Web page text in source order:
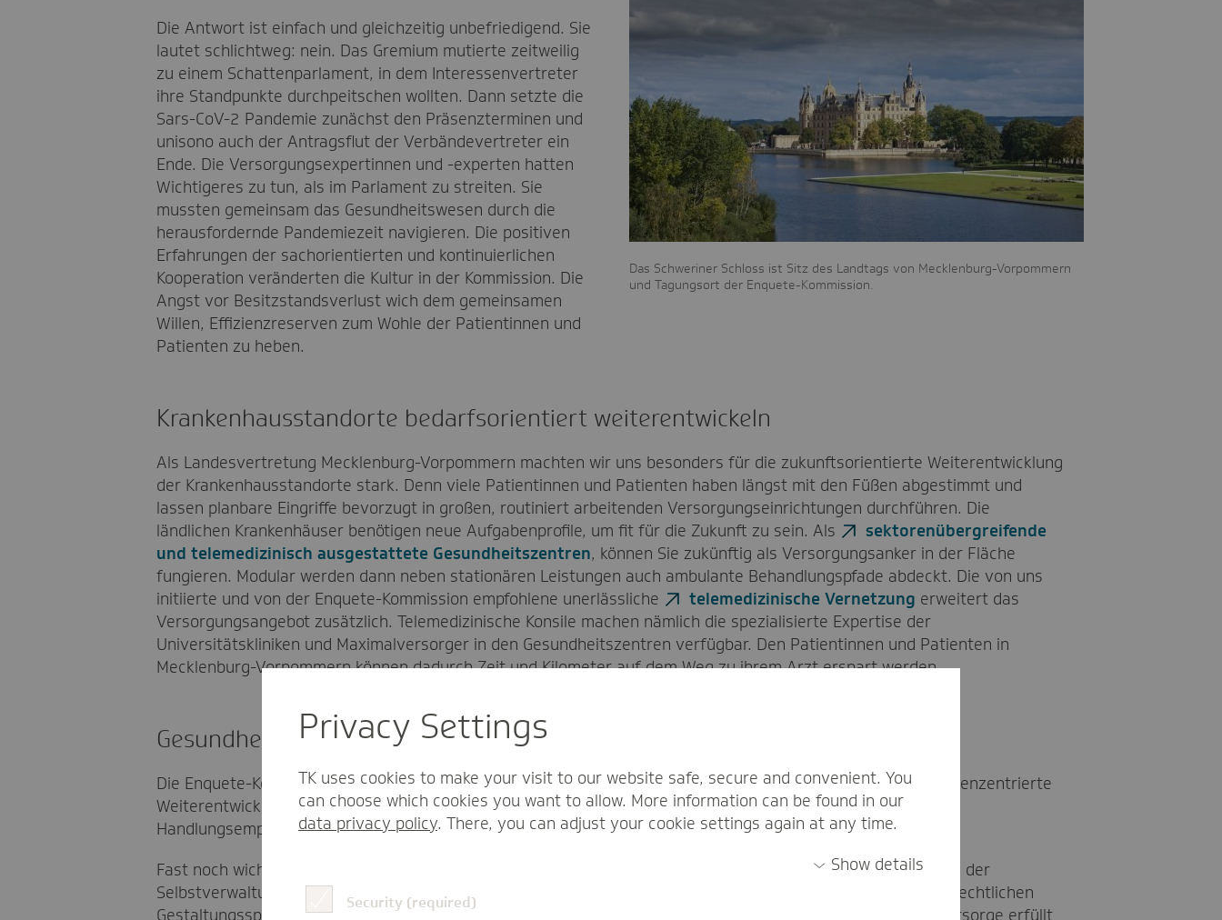
Das Schweriner Schloss ist Sitz des Landtags von Mecklenburg-Vorpommern
und Tagungsort der Enquete-Kommission.
Die Antwort ist einfach und gleichzeitig unbefriedigend. Sie
lautet schlichtweg: nein. Das Gremium mutierte zeitweilig
zu einem Schattenparlament, in dem Interessenvertreter
ihre Standpunkte durchpeitschen wollten. Dann setzte die
Sars-CoV-2 Pandemie zunächst den Präsenzterminen und
unisono auch der Antragsflut der Verbändevertreter ein
Ende. Die Versorgungsexpertinnen und -experten hatten
Wichtigeres zu tun, als im Parlament zu streiten. Sie
mussten gemeinsam das Gesundheitswesen durch die
herausfordernde Pandemiezeit navigieren. Die positiven
Erfahrungen der sachorientierten und kontinuierlichen
Kooperation veränderten die Kultur in der Kommission. Die
Angst vor Besitzstandsverlust wich dem gemeinsamen
Willen, Effizienzreserven zum Wohle der Patientinnen und
Patienten zu heben.
Krankenhausstandorte bedarfsorientiert weiterentwickeln
Als Landesvertretung Mecklenburg-Vorpommern machten wir uns besonders für die zukunftsorientierte Weiterentwicklung
der Krankenhausstandorte stark. Denn viele Patientinnen und Patienten haben längst mit den Füßen abgestimmt und
lassen planbare Eingriffe bevorzugt in großen, routiniert arbeitenden Versorgungseinrichtungen durchführen. Die
ländlichen Krankenhäuser benötigen neue Aufgabenprofile, um fit für die Zukunft zu sein. Als
sektorenübergreifende
und telemedizinisch ausgestattete Gesundheitszentren, können Sie zukünftig als Versorgungsanker in der Fläche
fungieren. Modular werden dann neben stationären Leistungen auch ambulante Behandlungspfade abdeckt. Die von uns
initiierte und von der Enquete-Kommission empfohlene unerlässliche
telemedizinische Vernetzung erweitert das
Versorgungsangebot zusätzlich. Telemedizinische Konsile machen nämlich die spezialisierte Expertise der
Universitätskliniken und Maximalversorger in den Gesundheitszentren verfügbar. Den Patientinnen und Patienten in
Mecklenburg-Vorpommern können dadurch Zeit und Kilometer auf dem Weg zu ihrem Arzt erspart werden.
Gesundheitsversorgung gemeinsam gestalten
Die Enquete-Kommission setzte mit ihrem Empfehlungspaket einen starken Impuls für die digitale und patientenzentrierte
Weiterentwicklung der Versorgungsstrukturen in der Fläche. Einen detaillierten Überblick über alle wichtigen
Handlungsempfehlungen des Gremiums liefert unser
Artikelim Presseportal.
Fast noch wichtiger als die inhaltlichen Vorschläge ist jedoch die Erkenntnis, dass wir als progressive Akteure der
Selbstverwaltung die Zukunft der Gesundheitsversorgung eigenständig gestalten können. Wenn die nötigen rechtlichen
Gestaltungsspielräume für innovative Lösungen vorliegen und die staatlichen Verpflichtungen der Daseinsvorsorge erfüllt
Privacy Settings
TK uses cookies to make your visit to our website safe, secure and convenient. You
can choose which cookies you want to allow. More information can be found in our
data privacy policy. There, you can adjust your cookie settings again at any time.
Show details
Security (required)